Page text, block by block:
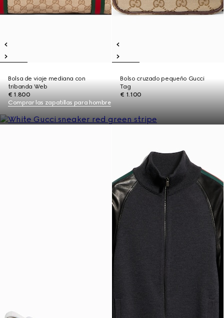
Bolsa de viaje mediana con
tribanda Web
€ 1.800
Bolso cruzado pequeño Gucci
Tag
€ 1.100
Comprar las zapatillas para hombre